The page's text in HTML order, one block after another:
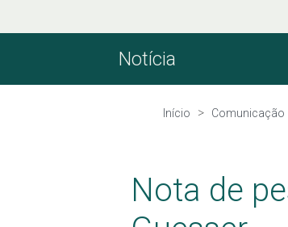
Notícia
Início Comunicação
Nota de